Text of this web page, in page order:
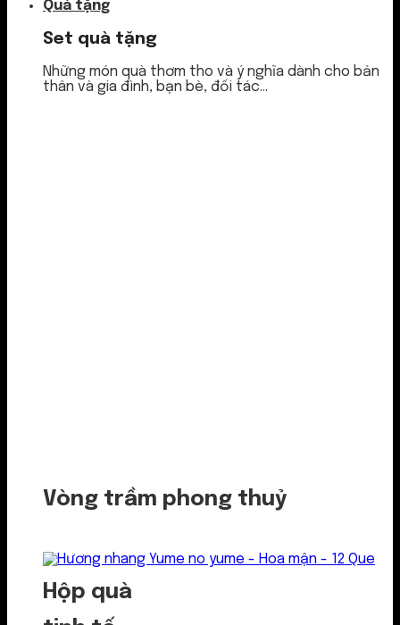
Quà tặng
Set quà tặng
Những món quà thơm tho và ý nghĩa dành cho bản
thân và gia đình, bạn bè, đối tác...
Vòng trầm phong thuỷ
Hộp quà